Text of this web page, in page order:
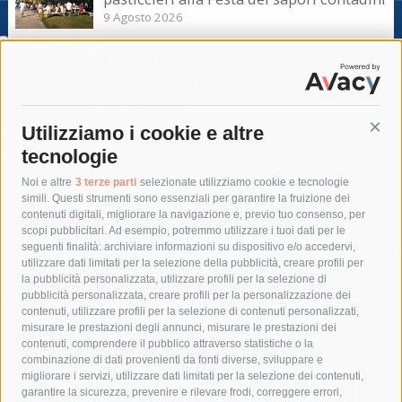
Utilizziamo i cookie e altre
tecnologie
Noi e altre 3 terze parti selezionate utilizziamo cookie e tecnologie
simili. Questi strumenti sono essenziali per garantire la fruizione dei
contenuti digitali, migliorare la navigazione e, previo tuo consenso, per
scopi pubblicitari. Ad esempio, potremmo utilizzare i tuoi dati per le
seguenti finalità: archiviare informazioni su dispositivo e/o accedervi,
utilizzare dati limitati per la selezione della pubblicità, creare profili per
la pubblicità personalizzata, utilizzare profili per la selezione di
pubblicità personalizzata, creare profili per la personalizzazione dei
contenuti, utilizzare profili per la selezione di contenuti personalizzati,
misurare le prestazioni degli annunci, misurare le prestazioni dei
contenuti, comprendere il pubblico attraverso statistiche o la
combinazione di dati provenienti da fonti diverse, sviluppare e
migliorare i servizi, utilizzare dati limitati per la selezione dei contenuti,
garantire la sicurezza, prevenire e rilevare frodi, correggere errori,
9 Agosto 2026
sequestrati a due ristoranti di Marina
del Cantone
Tag
acqua allerta meteo
anas
area marina protetta di punta campanella
arresto
Asl Napoli 3 sud
capitaneria di porto capri
carabinieri
castellammare di stabia
circumvesuviana
comune di sorrento
concerto
contagi
costiera amalfitana
covid-19 eav
elezioni
fondazione sorrento
gori guardia costiera incidente